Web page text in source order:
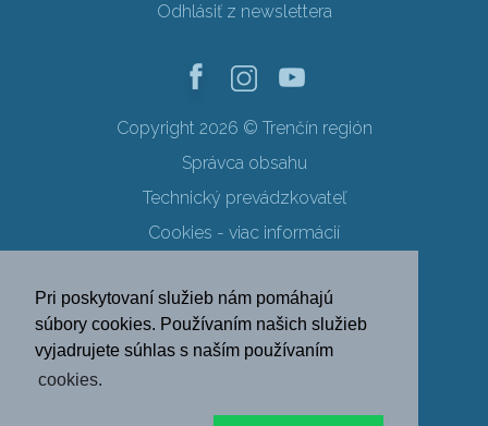
Pri poskytovaní služieb nám pomáhajú
súbory cookies. Používaním našich služieb
vyjadrujete súhlas s naším používaním
cookies.
Odhlásiť z newslettera
Copyright 2026 © Trenčín región
Správca obsahu
Technický prevádzkovateľ
Cookies - viac informácií
Ochrana osobných údajov
SK EN DE
PL